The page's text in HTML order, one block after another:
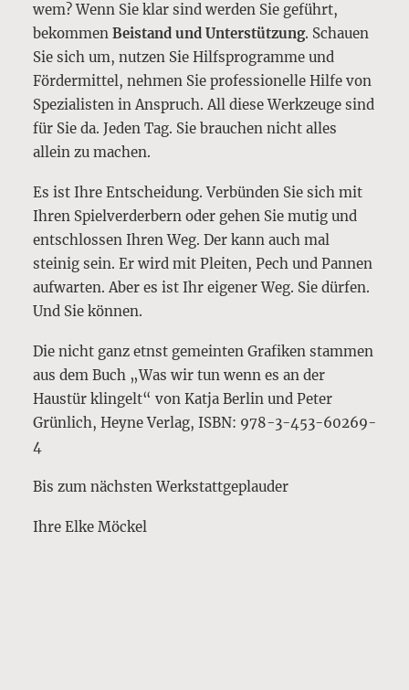
wem? Wenn Sie klar sind werden Sie geführt,
bekommen Beistand und Unterstützung. Schauen
Sie sich um, nutzen Sie Hilfsprogramme und
Fördermittel, nehmen Sie professionelle Hilfe von
Spezialisten in Anspruch. All diese Werkzeuge sind
für Sie da. Jeden Tag. Sie brauchen nicht alles
allein zu machen.
Es ist Ihre Entscheidung. Verbünden Sie sich mit
Ihren Spielverderbern oder gehen Sie mutig und
entschlossen Ihren Weg. Der kann auch mal
steinig sein. Er wird mit Pleiten, Pech und Pannen
aufwarten. Aber es ist Ihr eigener Weg. Sie dürfen.
Und Sie können.
Die nicht ganz etnst gemeinten Grafiken stammen
aus dem Buch „Was wir tun wenn es an der
Haustür klingelt“ von Katja Berlin und Peter
Grünlich, Heyne Verlag, ISBN: 978-3-453-60269-
4
Bis zum nächsten Werkstattgeplauder
Ihre Elke Möckel